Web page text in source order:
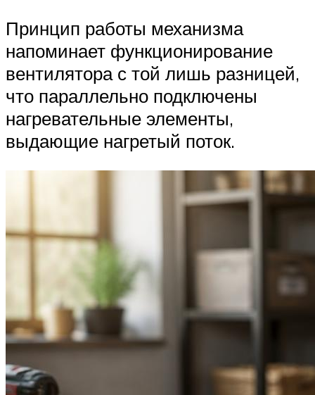
Принцип работы механизма
напоминает функционирование
вентилятора с той лишь разницей,
что параллельно подключены
нагревательные элементы,
выдающие нагретый поток.